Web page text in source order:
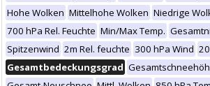
Hohe Wolken Mittelhohe Wolken Niedrige
700 hPa Rel. Feuchte Min/Max Temp.
Spitzenwind 2m Rel. feuchte 300 hPa Wind
Gesamtbedeckungsgrad